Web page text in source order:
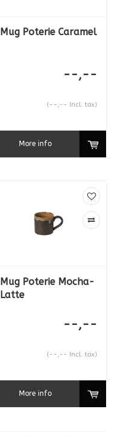
Mug Poterie Caramel
--,--
(--,-- Incl. tax)
More info
Mug Poterie Mocha-
Latte
--,--
(--,-- Incl. tax)
More info